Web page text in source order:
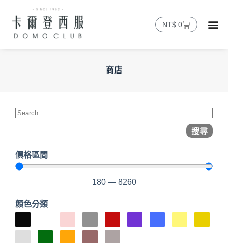
NT$ 0
商店
搜尋
價格區間
180 — 8260
顏色分類